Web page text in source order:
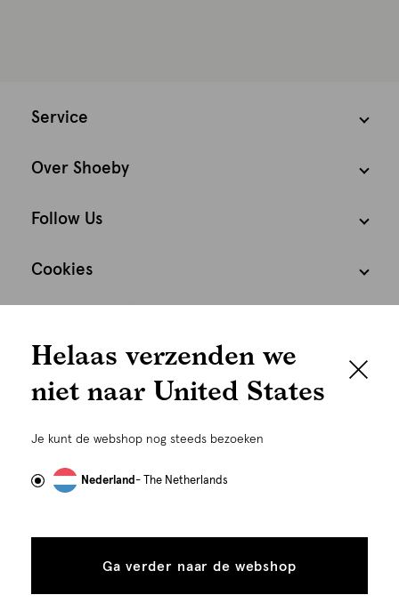
graag persoonlijk
gebruiken wij cookies en daarmee vergelijkbare
om advertenties te personaliseren...
tonen
toestaan
Service
Over Shoeby
Follow Us
Cookies
©Alle rechten voorbehouden. Shoeby 2026
Helaas verzenden we
niet naar United States
Je kunt de webshop nog steeds bezoeken
Nederland- The Netherlands
Ga verder naar de webshop